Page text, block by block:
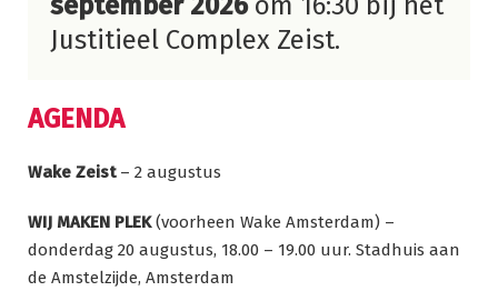
Justitieel Complex Zeist.
AGENDA
Wake Zeist– 2 augustus
WIJ MAKEN PLEK(voorheen Wake Amsterdam) –
donderdag 20 augustus, 18.00 – 19.00 uur. Stadhuis aan
de Amstelzijde, Amsterdam